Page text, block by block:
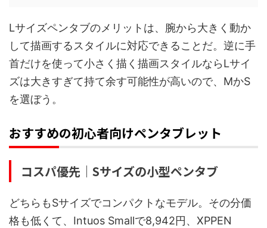
Lサイズペンタブのメリットは、腕から大きく動か
して描画するスタイルに対応できることだ。逆に手
首だけを使って小さく描く描画スタイルならLサイ
ズは大きすぎて持て余す可能性が高いので、MかS
を選ぼう。
おすすめの初心者向けペンタブレット
コスパ優先｜Sサイズの小型ペンタブ
どちらもSサイズでコンパクトなモデル。その分価
格も低くて、Intuos Smallで8,942円、XPPEN